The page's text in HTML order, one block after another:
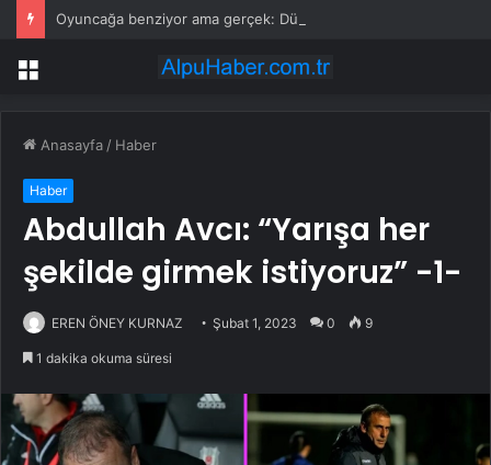
Menü
Anasayfa / Haber
Haber
Abdullah Avcı: “Yarışa her
şekilde girmek istiyoruz” -1-
EREN ÖNEY KURNAZ Şubat 1, 2023 0 9
1 dakika okuma süresi